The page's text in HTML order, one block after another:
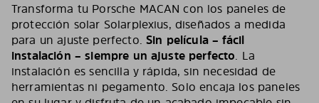
Transforma tu Porsche MACAN con los paneles de
protección solar Solarplexius, diseñados a medida
para un ajuste perfecto.Sin película – fácil
instalación – siempre un ajuste perfecto. La
instalación es sencilla y rápida, sin necesidad de
herramientas ni pegamento. Solo encaja los paneles